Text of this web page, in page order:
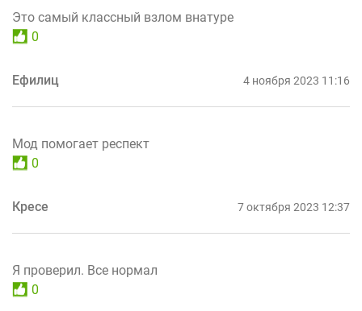
Это самый классный взлом внатуре
0
Ефилиц 4 ноября 2023 11:16
Мод помогает респект
0
Кресе 7 октября 2023 12:37
Я проверил. Все нормал
0